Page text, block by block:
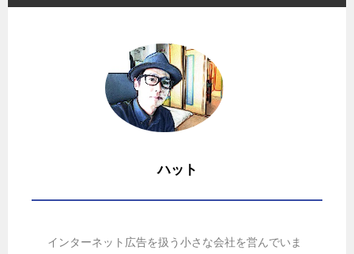
ハット
インターネット広告を扱う小さな会社を営んでいま